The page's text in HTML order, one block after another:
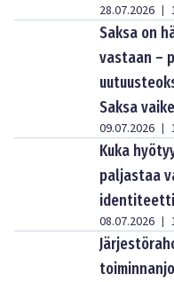
28.07.2026 |
Saksa on
vastaan –
Saksa
09.07.2026 |
Kuka
paljastaa
08.07.2026 |